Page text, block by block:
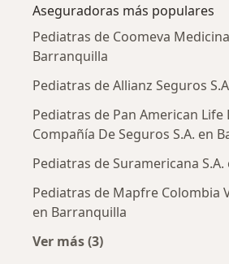
Aseguradoras más populares
Pediatras de Coomeva
Barranquilla
Pediatras de Allianz Seguros
Pediatras de Pan American Life
Compañía De Seguros S.A. en
Pediatras de Suramericana
Pediatras de Mapfre Colombia
en Barranquilla
Ver más (3)